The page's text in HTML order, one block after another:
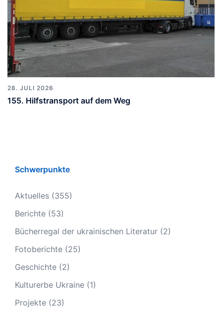
28. JULI 2026
155. Hilfstransport auf dem Weg
Schwerpunkte
Aktuelles (355)
Berichte (53)
Bücherregal der ukrainischen Literatur (2)
Fotoberichte (25)
Geschichte (2)
Kulturerbe Ukraine (1)
Projekte (23)